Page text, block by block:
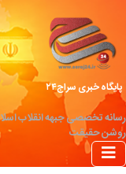
پایگاه خبری سراج۲۴
رسانه تخصصی جبهه انقلاب
روشن حقیقت